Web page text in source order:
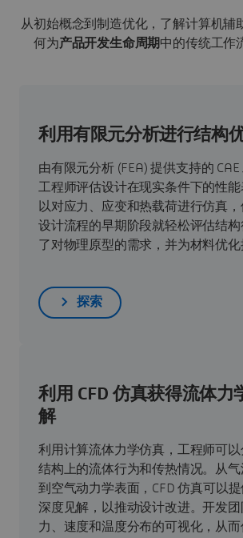
从初始概念到制造优化，了解计算机辅
何为产品开发生命周期中的传统工作
利用有限元分析进行结构
由有限元分析 (FEA) 提供支持的
工程师评估设计在现实条件下的性能
以对应力、应变和热载荷进行仿真
设计流程的早期阶段就轻松评估结
了对物理原型的需求，并为材料优化
探索
利用 CFD 仿真获得流体力
解
利用计算流体力学仿真，工程师可
结构上的流体行为和传热情况。从
到空气动力学表面，CFD 仿真可以
深度见解，以推动设计改进。开发
力、速度和温度分布的可视化，从